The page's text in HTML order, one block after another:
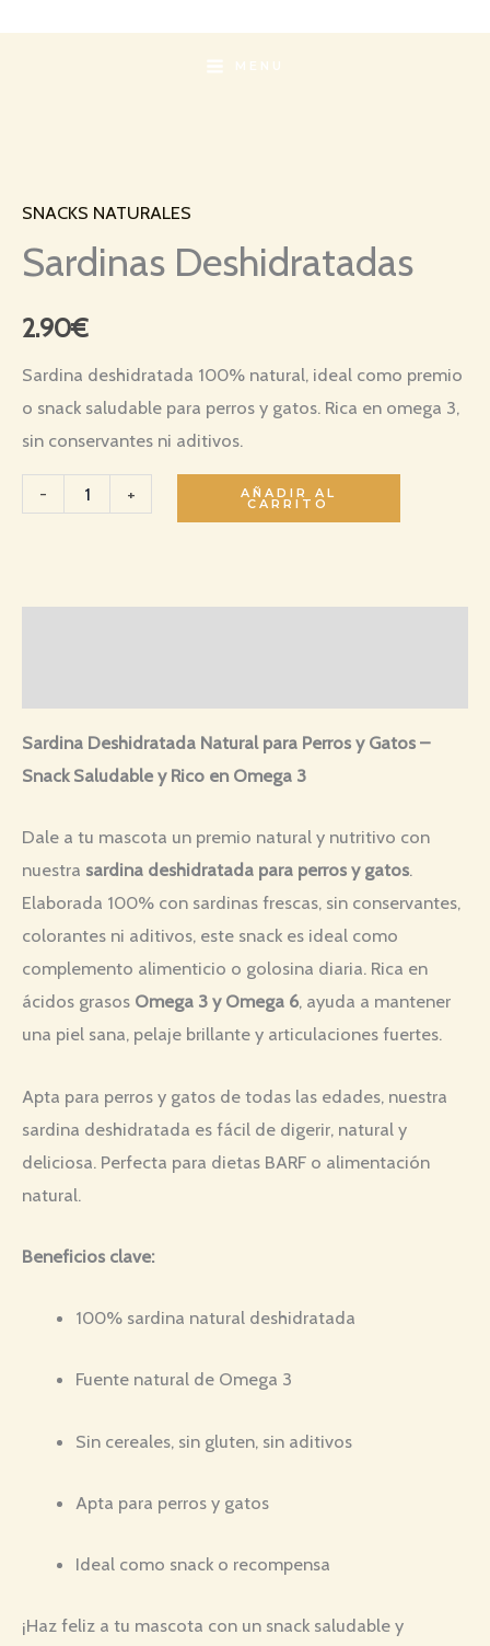
MENU
SNACKS NATURALES
Sardinas Deshidratadas
2.90€
Sardina deshidratada 100% natural, ideal como premio
o snack saludable para perros y gatos. Rica en omega 3,
sin conservantes ni aditivos.
-
cantidad
+ AÑADIR AL
CARRITO
Sardina Deshidratada Natural para Perros y Gatos –
Snack Saludable y Rico en Omega 3
Dale a tu mascota un premio natural y nutritivo con
nuestra sardina deshidratada para perros y gatos.
Elaborada 100% con sardinas frescas, sin conservantes,
colorantes ni aditivos, este snack es ideal como
complemento alimenticio o golosina diaria. Rica en
ácidos grasos Omega 3 y Omega 6, ayuda a mantener
una piel sana, pelaje brillante y articulaciones fuertes.
Apta para perros y gatos de todas las edades, nuestra
sardina deshidratada es fácil de digerir, natural y
deliciosa. Perfecta para dietas BARF o alimentación
natural.
Beneficios clave:
100% sardina natural deshidratada
Fuente natural de Omega 3
Sin cereales, sin gluten, sin aditivos
Apta para perros y gatos
Ideal como snack o recompensa
¡Haz feliz a tu mascota con un snack saludable y